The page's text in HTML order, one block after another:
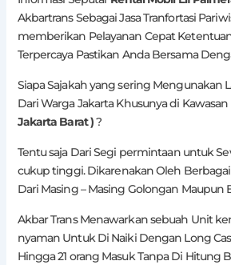
Akbartrans Sebagai Jasa Tranfortasi
memberikan Pelayanan Cepat
Terpercaya Pastikan Anda Bersama
Siapa Sajakah yang sering Mengunakan
Dari Warga Jakarta Khusunya di
Jakarta Barat )?
Tentu saja Dari Segi permintaan untuk
cukup tinggi. Dikarenakan Oleh
Dari Masing – Masing Golongan Maupun
Akbar Trans Menawarkan sebuah Unit
nyaman Untuk Di Naiki Dengan Long
Hingga 21 orang Masuk Tanpa Di Hitung